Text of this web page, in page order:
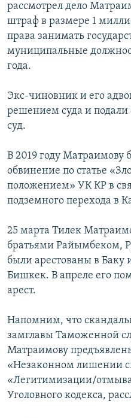
рассмотрел дело
штраф в размере 1
права занимать
муниципальные
года.
Экс-чиновник и его
решением суда и подали
суд.
В 2019 году Матраимову
обвинение по статье
положением» УК КР в
подземного перехода в
25 марта Тилек
братьями Райымбеком,
были арестованы в Баку
Бишкек. В апреле его
арест.
Напомним, что
замглавы Таможенной
Матраимову
«Незаконном лишении
«Легитимизации/
Уголовного кодекса,